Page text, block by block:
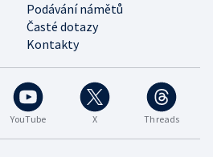
Podávání námětů
Časté dotazy
Kontakty
YouTube X Threads